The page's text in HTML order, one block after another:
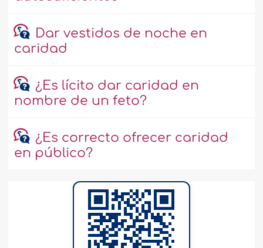
Dar vestidos de noche en
caridad
¿Es lícito dar caridad en
nombre de un feto?
¿Es correcto ofrecer caridad
en público?